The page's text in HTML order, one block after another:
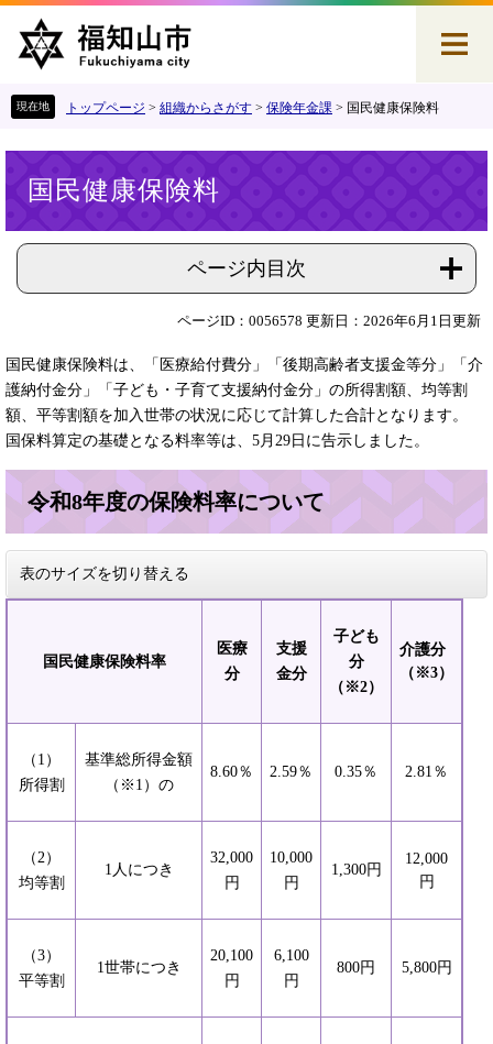
で
ば
トップページ > 組織からさがす > 保険年金課 > 国民健康保険料
国民健康保険料
ページ内目次
ページID：0056578 更新日：2026年6月1日更新
国民健康保険料は、「医療給付費分」「後期高齢者支援金等分」「介
護納付金分」「子ども・子育て支援納付金分」の所得割額、均等割
額、平等割額を加入世帯の状況に応じて計算した合計となります。
国保料算定の基礎となる料率等は、5月29日に告示しました。
令和8年度の保険料率について
表のサイズを切り替える
国民健康保険料率
医療
分
支援
金分
子ども
分
（※2）
介護分
（※3）
（1）
所得割
基準総所得金額
（※1）の
8.60％ 2.59％ 0.35％ 2.81％
（2）
均等割
1人につき
32,000
円
10,000
円
1,300円
12,000
円
（3）
平等割
1世帯につき
20,100
円
6,100
円
800円 5,800円